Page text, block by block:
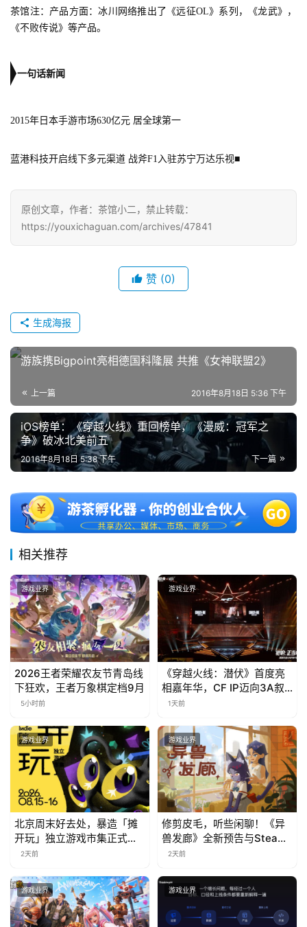
日
茶
接
站
中
)
茶馆注：产品方面：冰川网络推出了《远征OL》系列，《龙武》，
《不败传说》等产品。
一句话新闻
2015年日本手游市场630亿元 居全球第一
蓝港科技开启线下多元渠道 战斧F1入驻苏宁万达乐视■
原创文章，作者：茶馆小二，禁止转载：
https://youxichaguan.com/archives/47841
赞 (0)
生成海报
游族携Bigpoint亮相德国科隆展 共推《女神联盟2》
上一篇 2016年8月18日 5:36 下午
iOS榜单：《穿越火线》重回榜单，《漫威：冠军之
争》破冰北美前五
下一篇
2016年8月18日 5:38 下午
相关推荐
游戏业界
2026王者荣耀农友节青岛线
下狂欢，王者万象棋定档9月
5小时前
游戏业界
《穿越火线：潜伏》首度亮
相嘉年华，CF IP迈向3A叙
事新高度
1天前
游戏业界
北京周末好去处，暴造「摊
开玩」独立游戏市集正式开
票！
2天前
游戏业界
修剪皮毛，听些闲聊！《异
兽发廊》全新预告与Steam
免费试玩公开
2天前
游戏业界 游戏业界